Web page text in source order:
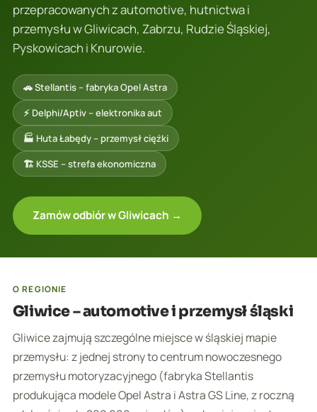
przepracowanych z automotive, hutnictwa i
przemysłu w Gliwicach, Zabrzu, Rudzie Śląskiej,
Pyskowicach i Knurowie.
🚗 Stellantis – fabryka Opel Astra
⚡ Delphi/Aptiv – elektronika aut
🏭 Huta Łabędy – przemysł ciężki
🏗️ KSSE – strefa ekonomiczna
Zamów odbiór w Gliwicach →
O REGIONIE
Gliwice – automotive i przemysł śląski
Gliwice zajmują szczególne miejsce w śląskiej mapie
przemysłu: z jednej strony to centrum nowoczesnego
przemysłu motoryzacyjnego (fabryka Stellantis
produkująca modele Opel Astra i Astra GS Line, z roczną